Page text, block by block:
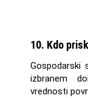
10. Kdo
Gospodarski
izbranem
vrednosti